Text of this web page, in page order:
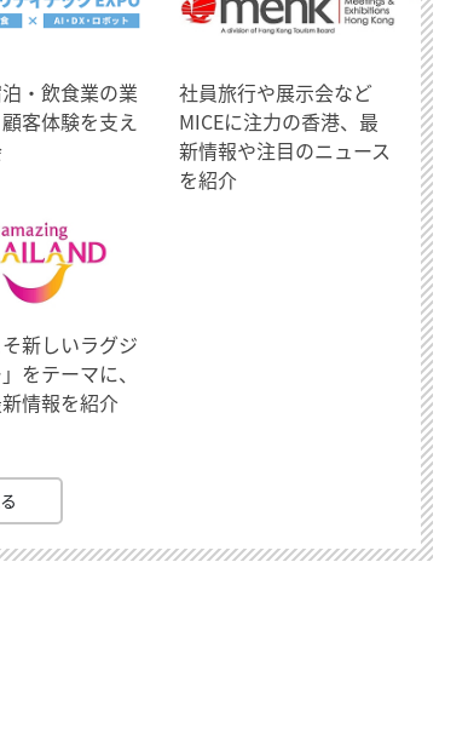
・飲食業の業
客体験を支え
社員旅行や展示会など
MICEに注力の香港、最
新情報や注目のニュース
を紹介
そ新しいラグジ
をテーマに、
情報を紹介